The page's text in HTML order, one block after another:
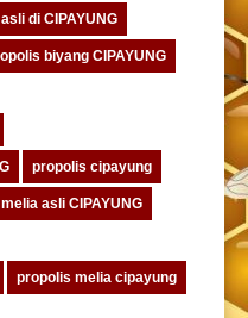
di CIPAYUNG
biyang CIPAYUNG
propolis cipayung
asli CIPAYUNG
propolis melia cipayung